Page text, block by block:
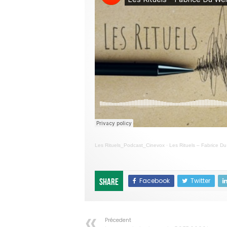
Les Rituels_Podcast_Cinevox · Les Rituels – Fabrice
Share Facebook Twitter
Précedent